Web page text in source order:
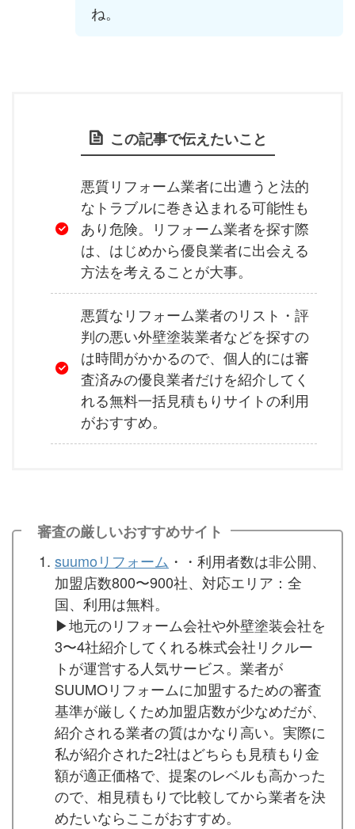
ね。
この記事で伝えたいこと
悪質リフォーム業者に出遭うと法的
なトラブルに巻き込まれる可能性も
あり危険。リフォーム業者を探す際
は、はじめから優良業者に出会える
方法を考えることが大事。
悪質なリフォーム業者のリスト・評
判の悪い外壁塗装業者などを探すの
は時間がかかるので、個人的には審
査済みの優良業者だけを紹介してく
れる無料一括見積もりサイトの利用
がおすすめ。
審査の厳しいおすすめサイト
suumoリフォーム ・・利用者数は非公開、
加盟店数800〜900社、対応エリア：全
国、利用は無料。
▶︎地元のリフォーム会社や外壁塗装会社を
3〜4社紹介してくれる株式会社リクルー
トが運営する人気サービス。業者が
SUUMOリフォームに加盟するための審査
基準が厳しくため加盟店数が少なめだが、
紹介される業者の質はかなり高い。実際に
私が紹介された2社はどちらも見積もり金
額が適正価格で、提案のレベルも高かった
ので、相見積もりで比較してから業者を決
めたいならここがおすすめ。